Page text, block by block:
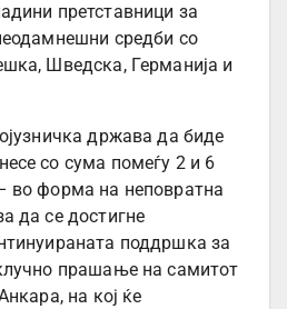
претставници за
средби со
Шведска, Германија и
држава да биде
со сума помеѓу 2 и 6
во форма на неповратна
да се достигне
поддршка за
прашање на самитот
на кој ќе